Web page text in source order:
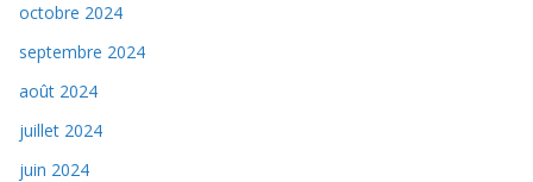
octobre 2024
septembre 2024
août 2024
juillet 2024
juin 2024